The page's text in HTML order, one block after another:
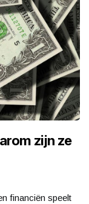
zijn ze
financiën speelt